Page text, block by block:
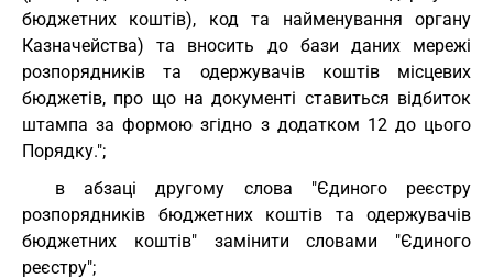
бюджетних коштів), код та найменування органу
Казначейства) та вносить до бази даних мережі
розпорядників та одержувачів коштів місцевих
бюджетів, про що на документі ставиться відбиток
штампа за формою згідно з додатком 12 до цього
Порядку.";
в абзаці другому слова "Єдиного реєстру
розпорядників бюджетних коштів та одержувачів
бюджетних коштів" замінити словами "Єдиного
реєстру";